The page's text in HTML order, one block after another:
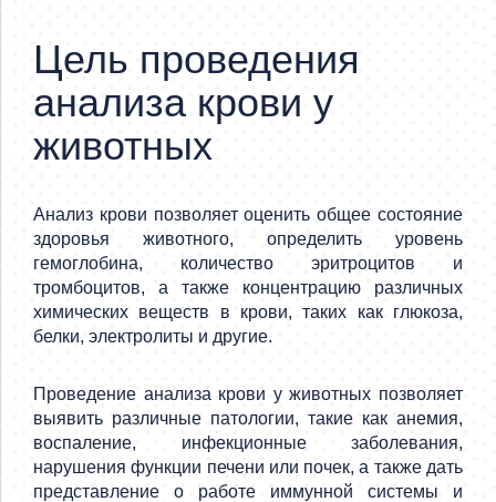
Цель проведения
анализа крови у
животных
Анализ крови позволяет оценить общее состояние
здоровья животного, определить уровень
гемоглобина, количество эритроцитов и
тромбоцитов, а также концентрацию различных
химических веществ в крови, таких как глюкоза,
белки, электролиты и другие.
Проведение анализа крови у животных позволяет
выявить различные патологии, такие как анемия,
воспаление, инфекционные заболевания,
нарушения функции печени или почек, а также дать
представление о работе иммунной системы и